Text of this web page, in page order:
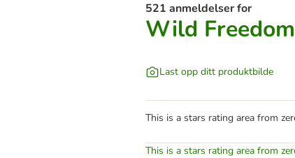
521 anmeldelser for
Wild
Last opp ditt produktbilde
This is a stars rating area from
This is a stars rating area from